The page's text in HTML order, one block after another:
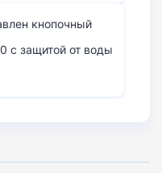
кнопочный
с защитой от воды